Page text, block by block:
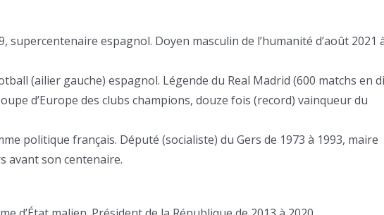
supercentenaire espagnol. Doyen masculin de l’humanité d’août 2021
(ailier gauche) espagnol. Légende du Real Madrid (600 matchs en
d’Europe des clubs champions, douze fois (record) vainqueur du
politique français. Député (socialiste) du Gers de 1973 à 1993, maire
avant son centenaire.